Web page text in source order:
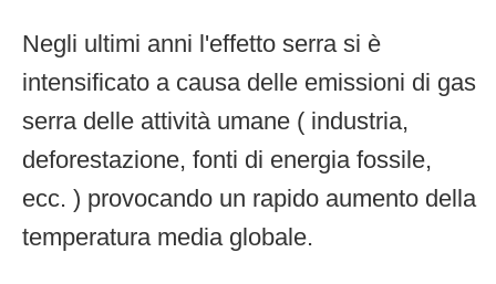
Negli ultimi anni l'effetto serra si è
intensificato a causa delle emissioni di gas
serra delle attività umane ( industria,
deforestazione, fonti di energia fossile,
ecc. ) provocando un rapido aumento della
temperatura media globale.